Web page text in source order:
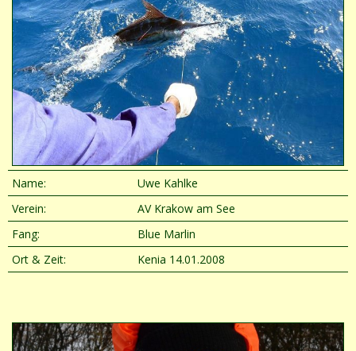
Name:
Uwe Kahlke
Verein:
AV Krakow am See
Fang:
Blue Marlin
Ort & Zeit:
Kenia 14.01.2008